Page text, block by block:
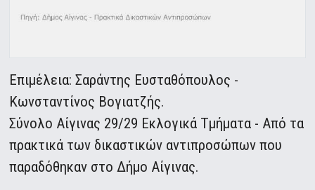
Επιμέλεια: Σαράντης Ευσταθόπουλος -
Κωνσταντίνος Βογιατζής.
Σύνολο Αίγινας 29/29 Εκλογικά Τμήματα - Από τα
πρακτικά των δικαστικών αντιπροσώπων που
παραδόθηκαν στο Δήμο Αίγινας.